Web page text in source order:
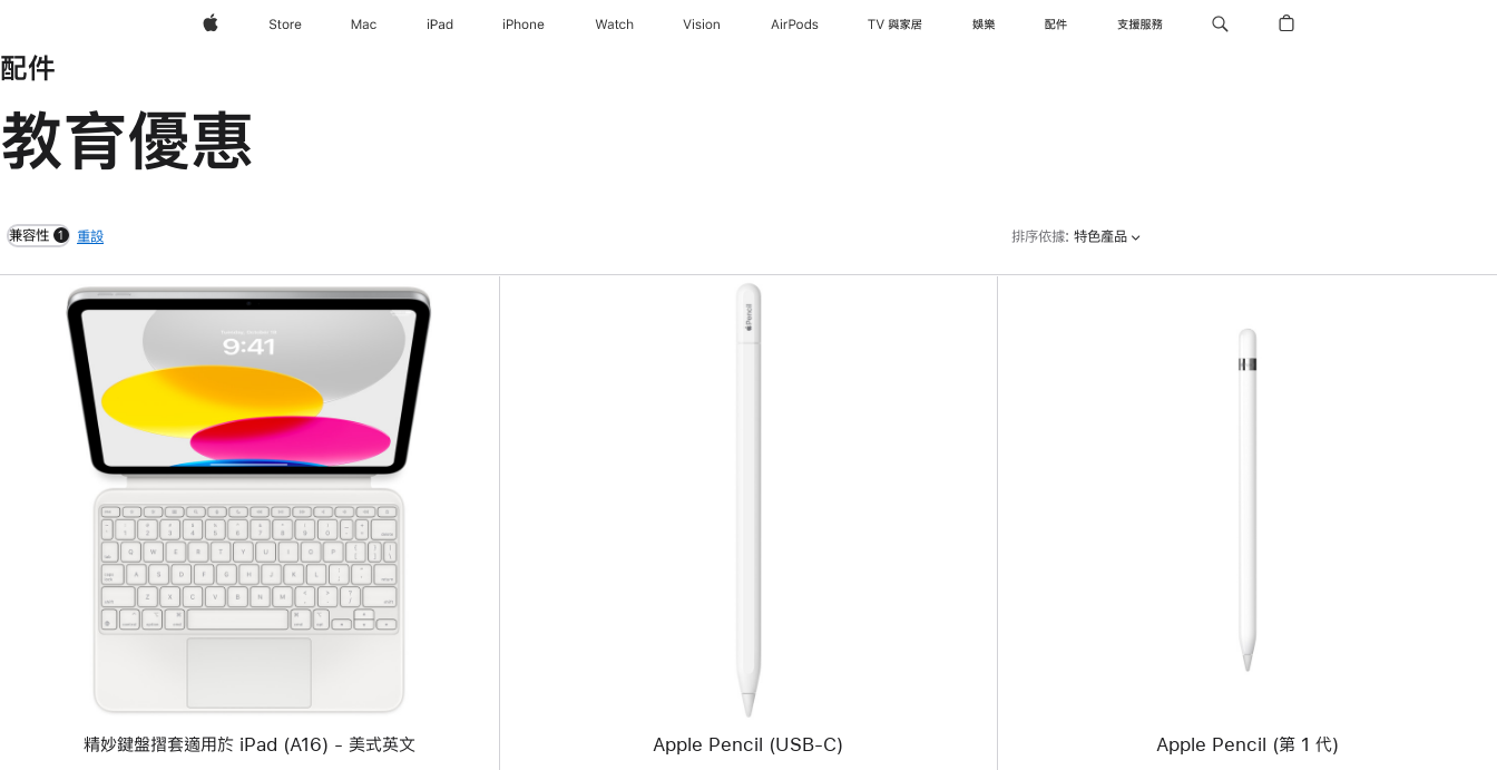
Apple Store Mac iPad iPhone Watch Vision AirPods TV 與家居 娛樂 配件 支援服務
配件
教育優惠
兼容性 1
filters active
重設 排序依據: 特色產品
上
頁
影
像
-
精
妙
鍵
適
於
精妙鍵盤摺套適用於 iPad (A16) - 美式英文 Apple Pencil (USB-C) Apple Pencil (第 1 代)